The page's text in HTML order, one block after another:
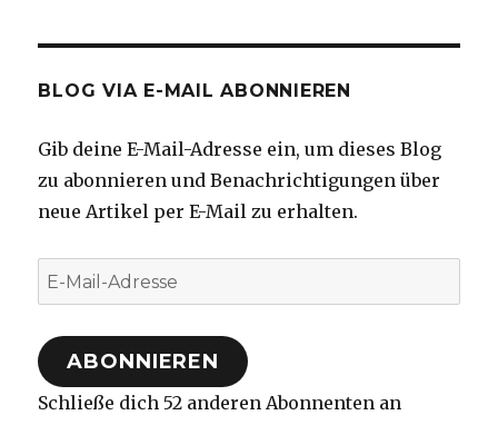
BLOG VIA E-MAIL ABONNIEREN
Gib deine E-Mail-Adresse ein, um dieses Blog
zu abonnieren und Benachrichtigungen über
neue Artikel per E-Mail zu erhalten.
E-
Mail-
Adresse
ABONNIEREN
Schließe dich 52 anderen Abonnenten an